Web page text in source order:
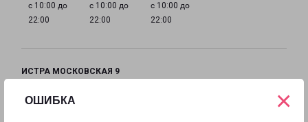
ОШИБКА ×
с 10:00 до
22:00
с 10:00 до
22:00
с 10:00 до
22:00
ИСТРА МОСКОВСКАЯ 9